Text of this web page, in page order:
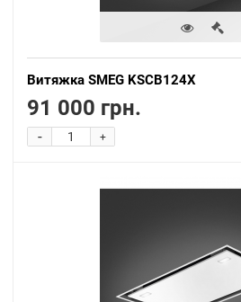
Витяжка SMEG KSCB124X
91 000 грн.
+
-